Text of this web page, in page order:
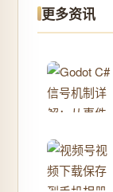
更多资讯